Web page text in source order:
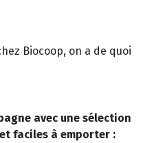
Biocoop, on a de quoi
avec une sélection
faciles à emporter :